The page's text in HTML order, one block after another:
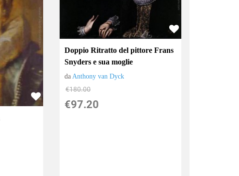
Doppio Ritratto del pittore Frans
Snyders e sua moglie
daAnthony van Dyck
€180.00
€97.20